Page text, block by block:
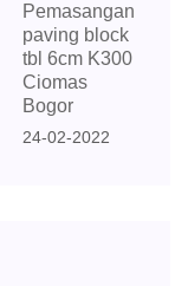
Pemasangan
paving block
tbl 6cm K300
Ciomas
Bogor
24-02-2022